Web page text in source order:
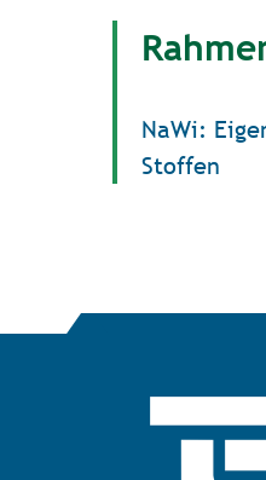
NaWi:
Stoffen